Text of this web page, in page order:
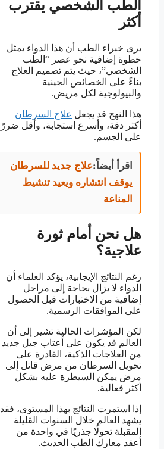
الطب الشخصي يقترب
أكثر
يرى خبراء الطب أن هذا الدواء يمثل
خطوة إضافية نحو عصر “الطب
الشخصي”، حيث يتم تصميم العلاج
بناءً على الخصائص الجينية
والبيولوجية لكل مريض.
هذا النهج قد يجعل علاج السرطان
أكثر دقة، وأسرع استجابة، وأقل ضررًا
على الجسم.
اقرأ أيضاً:علاج جديد للسرطان
يوقف انتشاره ويعيد تنشيط
المناعة
هل نحن أمام ثورة
علاجية؟
رغم النتائج الإيجابية، يؤكد العلماء أن
الدواء لا يزال بحاجة إلى مراحل
إضافية من الاختبارات قبل الحصول
على الموافقات الرسمية.
لكن المؤشرات الحالية تشير إلى أن
العالم قد يكون على أعتاب جيل جديد
من العلاجات الذكية، القادرة على
تحويل السرطان من مرض قاتل إلى
مرض يمكن السيطرة عليه بشكل
أكثر فعالية.
إذا استمرت النتائج بهذا المستوى، فقد
يشهد العالم خلال السنوات القليلة
المقبلة تحولًا جذريًا في واحدة من
أعقد معارك الطب الحديث.